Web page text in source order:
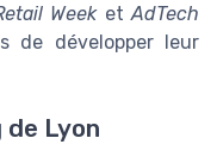
WeeketAdTech
de développer leur
Lyon